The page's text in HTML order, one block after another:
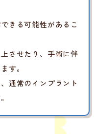
きる可能性があるこ
させたり、手術に伴
す。
通常のインプラント